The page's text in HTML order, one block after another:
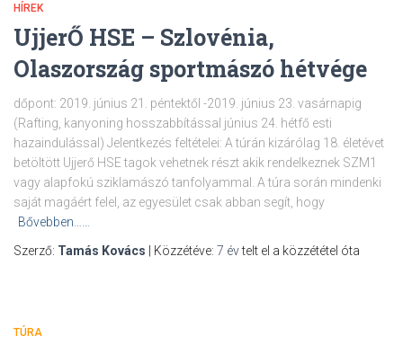
HÍREK
UjjerŐ HSE – Szlovénia,
Olaszország sportmászó hétvége
dőpont: 2019. június 21. péntektől -2019. június 23. vasárnapig
(Rafting, kanyoning hosszabbítással június 24. hétfő esti
hazaindulással) Jelentkezés feltételei: A túrán kizárólag 18. életévet
betöltött Ujjerő HSE tagok vehetnek részt akik rendelkeznek SZM1
vagy alapfokú sziklamászó tanfolyammal. A túra során mindenki
saját magáért felel, az egyesület csak abban segít, hogy
Bővebben……
Szerző: Tamás Kovács | Közzétéve: 7 évtelt el a közzététel óta
TÚRA